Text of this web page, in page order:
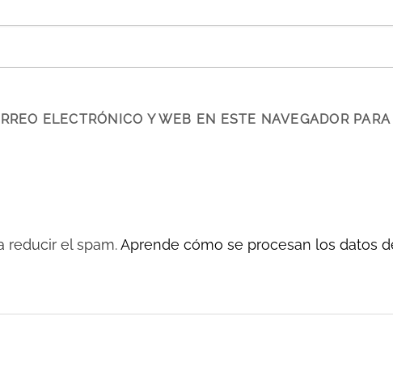
ELECTRÓNICO Y WEB EN ESTE NAVEGADOR
reducir el spam.Aprende cómo se procesan los datos